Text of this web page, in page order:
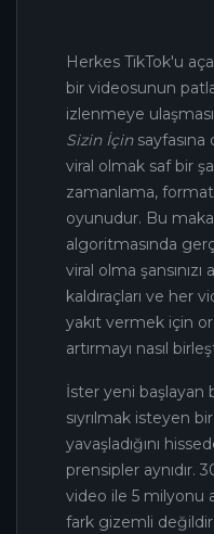
Herkes TikTok'u
bir videosunun
izlenmeye
Sizin İçinsayfasına
viral olmak saf bir
zamanlama,
oyunudur. Bu
algoritmasında
viral olma
kaldıraçları ve her
yakıt vermek için
artırmayı nasıl
İster yeni başlayan
sıyrılmak isteyen
yavaşladığını
prensipler aynıdır.
video ile 5 milyonu
fark gizemli